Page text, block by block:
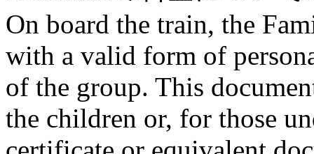
On board the train, the
with a valid form of
of the group. This
the children or, for those